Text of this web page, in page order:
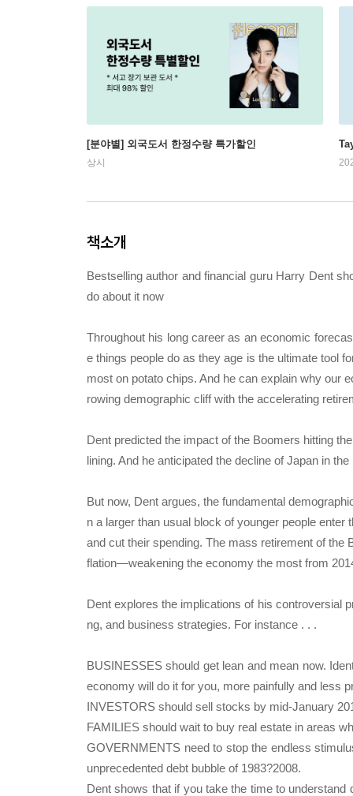
[분야별] 외국도서 한정수량 특가할인
상시
책소개
Bestselling author and financial guru Harry Dent
do about it now
Throughout his long career as an economic
e things people do as they age is the ultimate tool
most on potato chips. And he can explain why our
rowing demographic cliff with the accelerating
Dent predicted the impact of the Boomers hitting
lining. And he anticipated the decline of Japan in
But now, Dent argues, the fundamental
n a larger than usual block of younger people
and cut their spending. The mass retirement of the
flation―weakening the economy the most from
Dent explores the implications of his controversial
ng, and business strategies. For instance . . .
BUSINESSES should get lean and mean now.
economy will do it for you, more painfully and less
INVESTORS should sell stocks by mid-January
FAMILIES should wait to buy real estate in areas
GOVERNMENTS need to stop the endless
unprecedented debt bubble of 1983?2008.
Dent shows that if you take the time to understand